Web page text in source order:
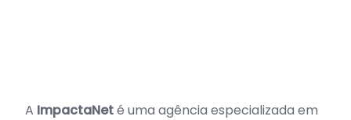
A ImpactaNeté uma agência especializada em